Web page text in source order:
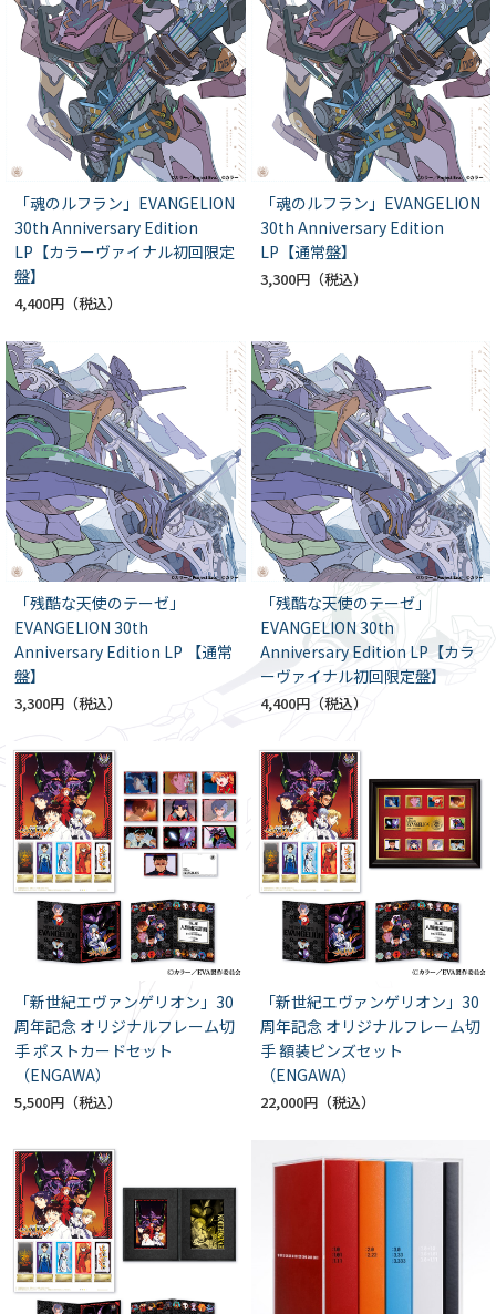
「魂のルフラン」EVANGELION
30th Anniversary Edition
LP【カラーヴァイナル初回限定
盤】
4,400円
「魂のルフラン」EVANGELION
30th Anniversary Edition
LP【通常盤】
3,300円
「残酷な天使のテーゼ」
EVANGELION 30th
Anniversary Edition LP 【通常
盤】
3,300円
「残酷な天使のテーゼ」
EVANGELION 30th
Anniversary Edition LP【カラ
ーヴァイナル初回限定盤】
4,400円
「新世紀エヴァンゲリオン」30
周年記念 オリジナルフレーム切
手 ポストカードセット
（ENGAWA）
5,500円
「新世紀エヴァンゲリオン」30
周年記念 オリジナルフレーム切
手 額装ピンズセット
（ENGAWA）
22,000円